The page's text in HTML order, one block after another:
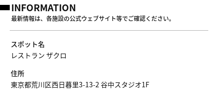
INFORMATION
最新情報は、各施設の公式ウェブサイト等でご確認ください。
スポット名
レストラン ザクロ
住所
東京都荒川区西日暮里3-13-2 谷中スタジオ1F